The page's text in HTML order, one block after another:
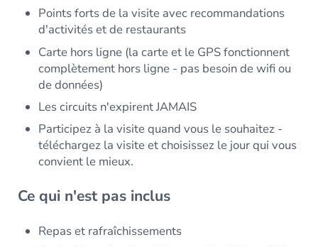
Points forts de la visite avec recommandations
d'activités et de restaurants
Carte hors ligne (la carte et le GPS fonctionnent
complètement hors ligne - pas besoin de wifi ou
de données)
Les circuits n'expirent JAMAIS
Participez à la visite quand vous le souhaitez -
téléchargez la visite et choisissez le jour qui vous
convient le mieux.
Ce qui n'est pas inclus
Repas et rafraîchissements